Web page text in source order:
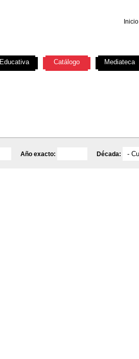
Inicio
Año exacto: Década:
Educativa Catálogo Mediateca